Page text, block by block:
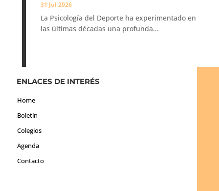
31 Jul 2026
La Psicología del Deporte ha experimentado en
las últimas décadas una profunda...
ENLACES DE INTERÉS
Home
Boletín
Colegios
Agenda
Contacto